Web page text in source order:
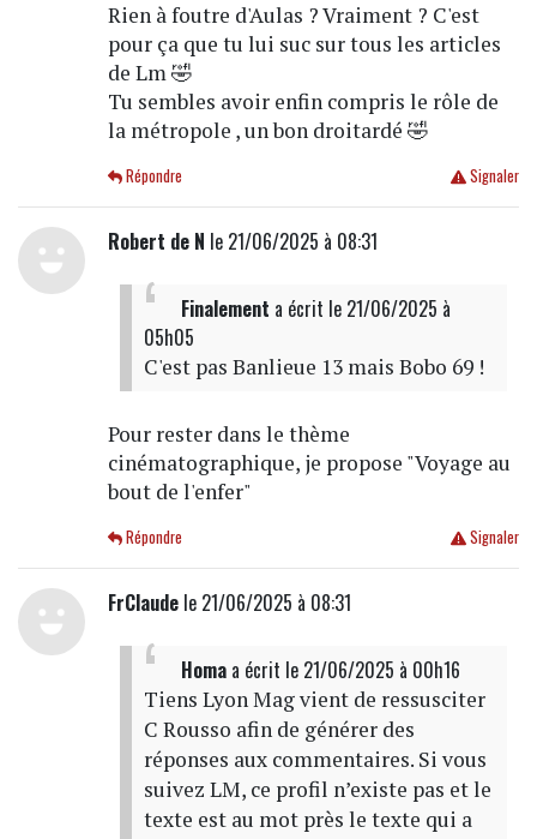
Rien à foutre d'Aulas ? Vraiment ? C'est
pour ça que tu lui suc sur tous les articles
de Lm 🤣
Tu sembles avoir enfin compris le rôle de
la métropole , un bon droitardé 🤣
Signaler
Répondre
Robert de N le 21/06/2025 à 08:31
Finalement a écrit le 21/06/2025 à
05h05
C'est pas Banlieue 13 mais Bobo 69 !
Pour rester dans le thème
cinématographique, je propose "Voyage au
bout de l'enfer"
Signaler
Répondre
FrClaudele 21/06/2025 à 08:31
Homaa écrit le 21/06/2025 à 00h16
Tiens Lyon Mag vient de ressusciter
C Rousso afin de générer des
réponses aux commentaires. Si vous
suivez LM, ce profil n’existe pas et le
texte est au mot près le texte qui a